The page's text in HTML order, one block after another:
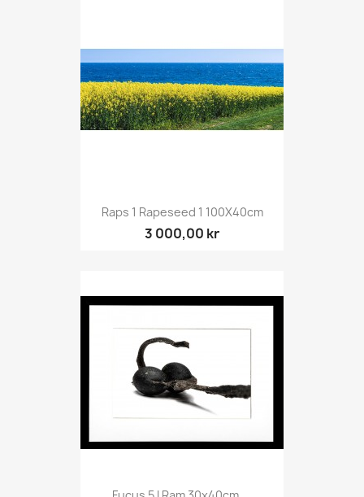
Raps 1 Rapeseed 1 100X40cm
3 000,00 kr